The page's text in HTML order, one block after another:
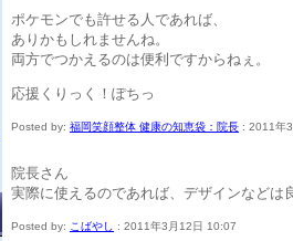
ポケモンでも許せる人であれば、
ありかもしれませんね。
両方でつかえるのは便利ですからねぇ。
応援くりっく！ぽちっ
Posted by: 福岡笑顔整体 健康の知恵袋：院長 : 2011年
院長さん
実際に使えるのであれば、デザインなどは
Posted by: こばやし : 2011年3月12日 10:07